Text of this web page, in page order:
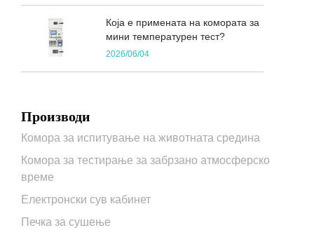
Која е примената на комората за
мини температурен тест?
2026/06/04
Производи
Комора за испитување на животната средина
Комора за тестирање за забрзано атмосферско
време
Електронски сув кабинет
Печка за сушење